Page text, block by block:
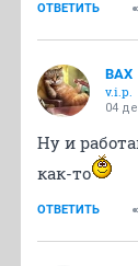
ОТВЕТИТЬ
ВАХ
v.i.p.
04
Ну и
как-то
ОТВЕТИТЬ